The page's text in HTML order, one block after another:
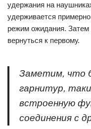
удержания на
удерживается
режим ожидания. Затем
вернуться к первому.
Заметим, что
гарнитур,
встроенную
соединения с